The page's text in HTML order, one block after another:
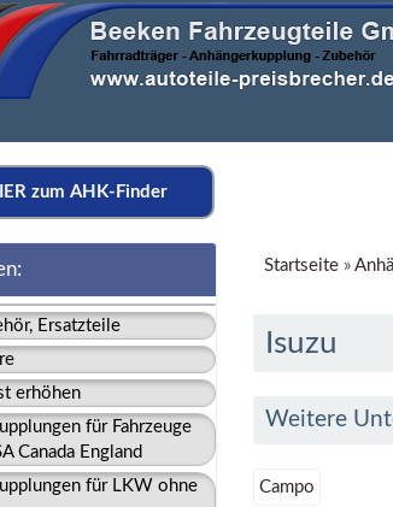
zum AHK-Finder
Ersatzteile
erhöhen
für Fahrzeuge
Canada England
für LKW ohne
Startseite»
Isuzu
Weitere
Campo